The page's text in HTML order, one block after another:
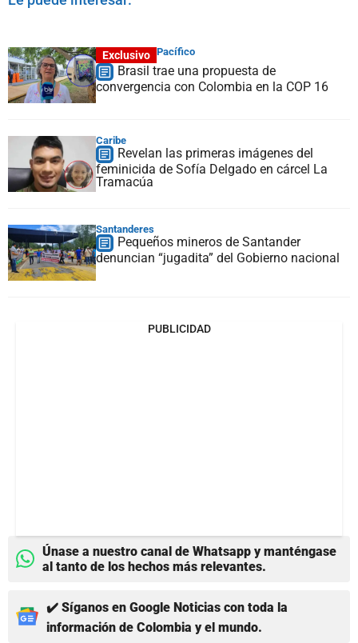
Exclusivo Pacífico
Brasil trae una propuesta de
convergencia con Colombia en la COP 16
Caribe
Revelan las primeras imágenes del
feminicida de Sofía Delgado en cárcel La
Tramacúa
Santanderes
Pequeños mineros de Santander
denuncian “jugadita” del Gobierno nacional
PUBLICIDAD
Únase a nuestro canal de Whatsapp y manténgase
al tanto de los hechos más relevantes.
✔️ Síganos en Google Noticias con toda la
información de Colombia y el mundo.